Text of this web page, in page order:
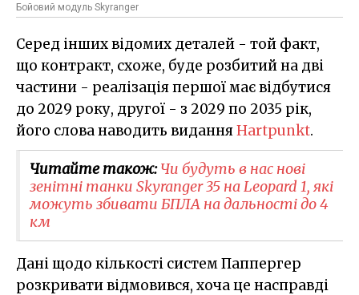
Бойовий модуль Skyranger
Серед інших відомих деталей - той факт,
що контракт, схоже, буде розбитий на дві
частини - реалізація першої має відбутися
до 2029 року, другої - з 2029 по 2035 рік,
його слова наводить виданняHartpunkt.
Читайте також:Чи будуть в нас нові
зенітні танки Skyranger 35 на Leopard 1, які
можуть збивати БПЛА на дальності до 4
км
Дані щодо кількості систем Паппергер
розкривати відмовився, хоча це насправді